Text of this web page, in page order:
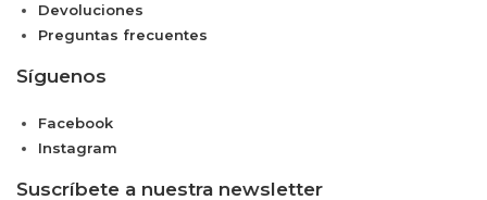
Devoluciones
Preguntas frecuentes
Síguenos
Facebook
Instagram
Suscríbete a nuestra newsletter